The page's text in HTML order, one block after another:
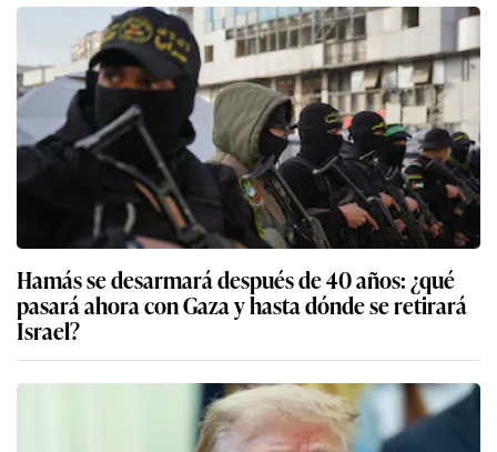
Hamás se desarmará después de 40 años: ¿qué
pasará ahora con Gaza y hasta dónde se retirará
Israel?